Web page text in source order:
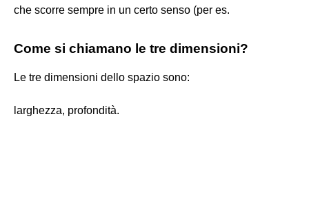
che scorre sempre in un certo senso (per es.
Come si chiamano le tre dimensioni?
Le tre dimensioni dello spazio sono:
larghezza, profondità.